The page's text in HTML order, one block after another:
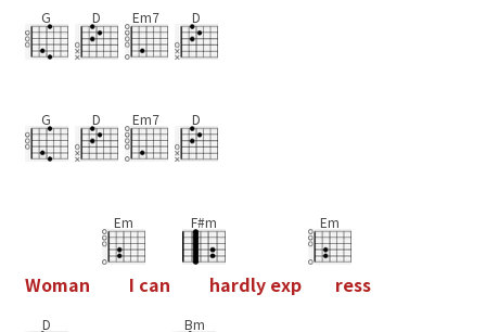
G D Em7 D
G D Em7 D
Woman
Em
I can
F#m
hardly exp
Em
ress
D Bm